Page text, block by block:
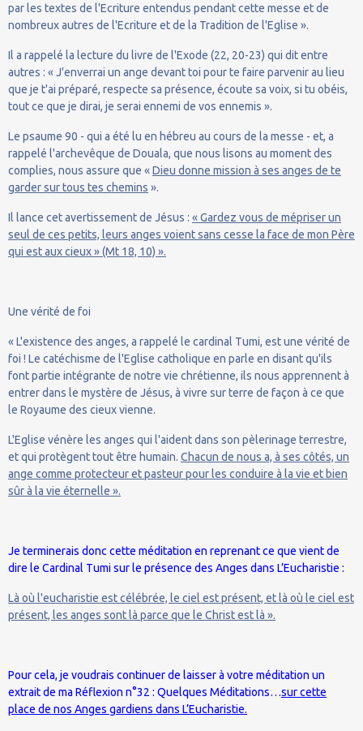
par les textes de l'Ecriture entendus pendant cette messe et de
nombreux autres de l'Ecriture et de la Tradition de l'Eglise ».
Il a rappelé la lecture du livre de l'Exode (22, 20-23) qui dit entre
autres : « J'enverrai un ange devant toi pour te faire parvenir au lieu
que je t'ai préparé, respecte sa présence, écoute sa voix, si tu obéis,
tout ce que je dirai, je serai ennemi de vos ennemis ».
Le psaume 90 - qui a été lu en hébreu au cours de la messe - et, a
rappelé l'archevêque de Douala, que nous lisons au moment des
complies, nous assure que «Dieu donne mission à ses anges de te
garder sur tous tes chemins ».
Il lance cet avertissement de Jésus : « Gardez vous de mépriser un
seul de ces petits, leurs anges voient sans cesse la face de mon Père
qui est aux cieux » (Mt 18, 10) ».
Une vérité de foi
« L'existence des anges, a rappelé le cardinal Tumi, est une vérité de
foi ! Le catéchisme de l'Eglise catholique en parle en disant qu'ils
font partie intégrante de notre vie chrétienne, ils nous apprennent à
entrer dans le mystère de Jésus, à vivre sur terre de façon à ce que
le Royaume des cieux vienne.
L'Eglise vénère les anges qui l'aident dans son pèlerinage terrestre,
et qui protègent tout être humain. Chacun de nous a, à ses côtés, un
ange comme protecteur et pasteur pour les conduire à la vie et bien
sûr à la vie éternelle ».
Je terminerais donc cette méditation en reprenant ce que vient de
dire le Cardinal Tumi sur le présence des Anges dans L’Eucharistie :
Là où l'eucharistie est célébrée, le ciel est présent, et là où le ciel est
présent, les anges sont là parce que le Christ est là ».
Pour cela, je voudrais continuer de laisser à votre méditation un
extrait de ma Réflexion n°32 : Quelques Méditations…sur cette
place de nos Anges gardiens dans L’Eucharistie.